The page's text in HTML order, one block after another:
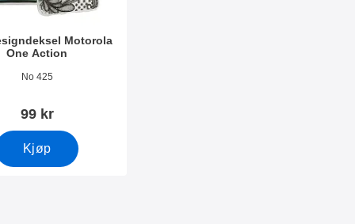
Motorola
One Action
33115
No 425
99 kr
Kjøp